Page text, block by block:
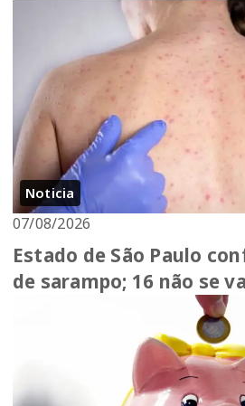
Noticia
07/08/2026
Estado de São Paulo
de sarampo; 16 não se